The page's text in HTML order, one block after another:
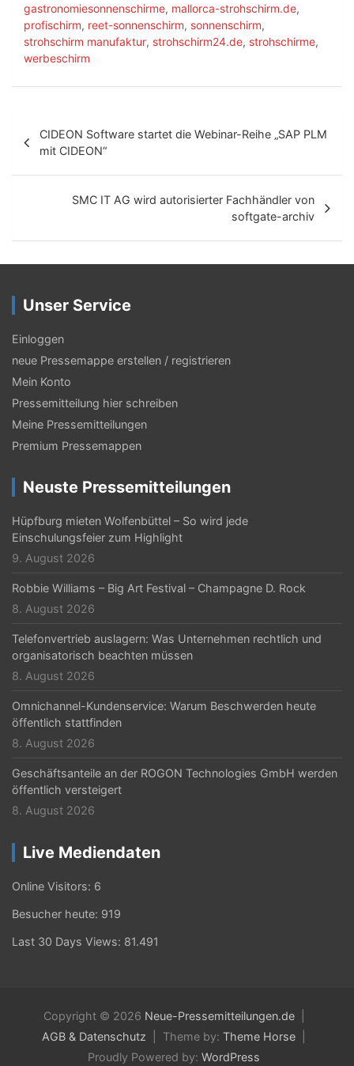
gastronomiesonnenschirme, mallorca-strohschirm.de,
profischirm, reet-sonnenschirm, sonnenschirm,
strohschirm manufaktur, strohschirm24.de, strohschirme,
werbeschirm
e
i
a
s
-
N
a
v
i
g
a
t
i
o
n
CIDEON Software startet die Webinar-Reihe „SAP PLM
mit CIDEON“
SMC IT AG wird autorisierter Fachhändler von
softgate-archiv
Unser Service
Einloggen
neue Pressemappe erstellen / registrieren
Mein Konto
Pressemitteilung hier schreiben
Meine Pressemitteilungen
Premium Pressemappen
Neuste Pressemitteilungen
Hüpfburg mieten Wolfenbüttel – So wird jede
Einschulungsfeier zum Highlight
9. August 2026
Robbie Williams – Big Art Festival – Champagne D. Rock
8. August 2026
Telefonvertrieb auslagern: Was Unternehmen rechtlich und
organisatorisch beachten müssen
8. August 2026
Omnichannel-Kundenservice: Warum Beschwerden heute
öffentlich stattfinden
8. August 2026
Geschäftsanteile an der ROGON Technologies GmbH werden
öffentlich versteigert
8. August 2026
Live Mediendaten
Online Visitors: 6
Besucher heute: 919
Last 30 Days Views: 81.491
Copyright © 2026 Neue-Pressemitteilungen.de
AGB & Datenschutz
Theme by: Theme Horse
Proudly Powered by: WordPress